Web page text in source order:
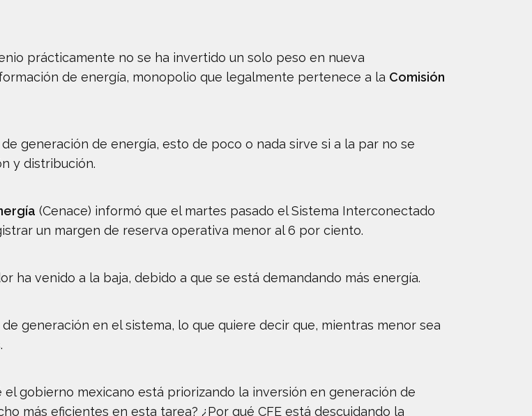
prácticamente no se ha invertido un solo peso en nueva
de energía, monopolio que legalmente pertenece a la Comisión
generación de energía, esto de poco o nada sirve si a la par no se
y distribución.
(Cenace) informó que el martes pasado el Sistema Interconectado
un margen de reserva operativa menor al 6 por ciento.
ha venido a la baja, debido a que se está demandando más energía.
generación en el sistema, lo que quiere decir que, mientras menor sea
gobierno mexicano está priorizando la inversión en generación de
más eficientes en esta tarea? ¿Por qué CFE está descuidando la